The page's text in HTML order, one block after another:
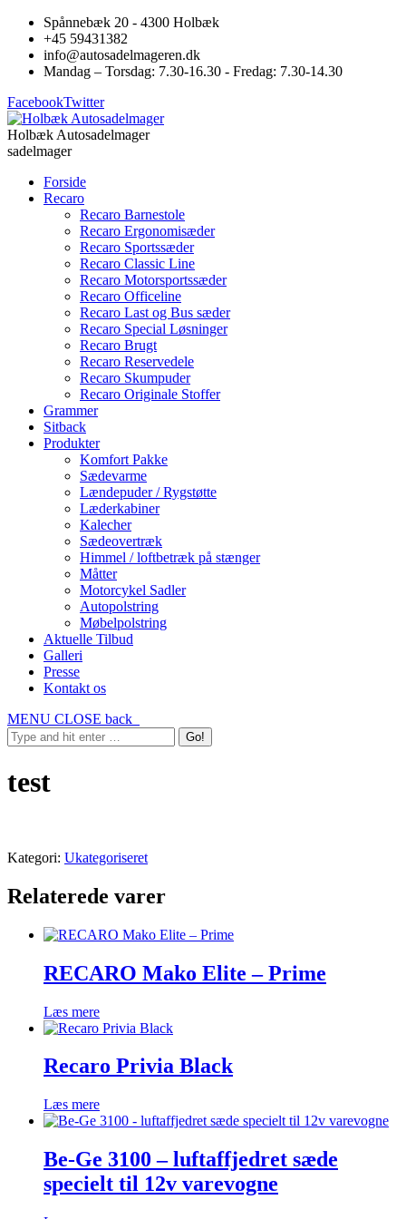
Spånnebæk 20 - 4300 Holbæk
+45 59431382
info@autosadelmageren.dk
Mandag – Torsdag: 7.30-16.30 - Fredag: 7.30-14.30
FacebookTwitter
Holbæk Autosadelmager
sadelmager
Forside
Recaro
Recaro Barnestole
Recaro Ergonomisæder
Recaro Sportssæder
Recaro Classic Line
Recaro Motorsportssæder
Recaro Officeline
Recaro Last og Bus sæder
Recaro Special Løsninger
Recaro Brugt
Recaro Reservedele
Recaro Skumpuder
Recaro Originale Stoffer
Grammer
Sitback
Produkter
Komfort Pakke
Sædevarme
Lændepuder / Rygstøtte
Læderkabiner
Kalecher
Sædeovertræk
Himmel / loftbetræk på stænger
Måtter
Motorcykel Sadler
Autopolstring
Møbelpolstring
Aktuelle Tilbud
Galleri
Presse
Kontakt os
MENU CLOSE back
test
Kategori: Ukategoriseret
Relaterede varer
RECARO Mako Elite – Prime
Læs mere
Recaro Privia Black
Læs mere
Be-Ge 3100 – luftaffjedret sæde
specielt til 12v varevogne